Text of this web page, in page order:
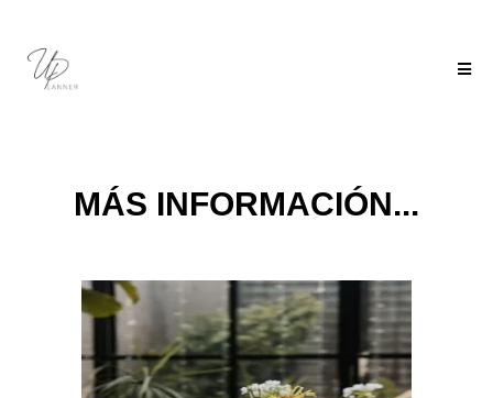
MÁS INFORMACIÓN...